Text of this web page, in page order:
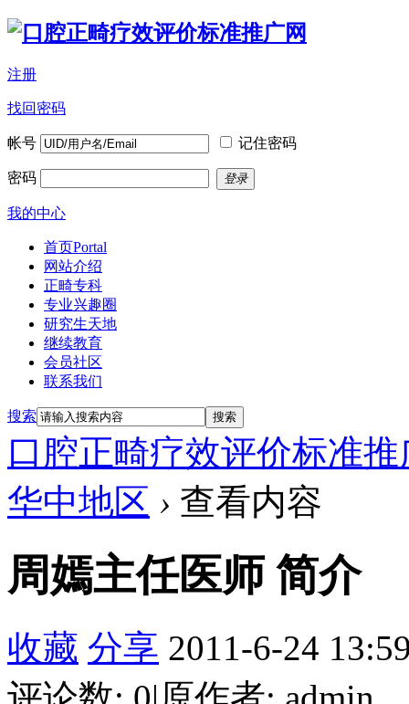
注册
找回密码
帐号 记住密码
密码 登录
我的中心
首页Portal
网站介绍
正畸专科
专业兴趣圈
研究生天地
继续教育
会员社区
联系我们
搜索 搜索
口腔正畸疗效评价标准推
华中地区 › 查看内容
周嫣主任医师 简介
收藏 分享 2011-6-24